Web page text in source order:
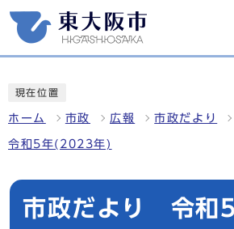
現在位置
ホーム 市政 広報 市政だより
令和5年(2023年)
市政だより 令和5